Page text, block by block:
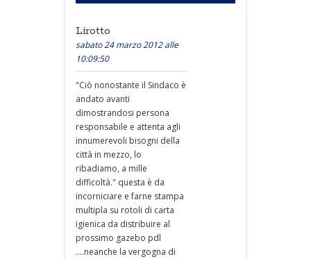
Lirotto
sabato 24 marzo 2012 alle
10:09:50
"Ciò nonostante il Sindaco è
andato avanti
dimostrandosi persona
responsabile e attenta agli
innumerevoli bisogni della
città in mezzo, lo
ribadiamo, a mille
difficoltà." questa è da
incorniciare e farne stampa
multipla su rotoli di carta
igienica da distribuire al
prossimo gazebo pdl
....neanche la vergogna di